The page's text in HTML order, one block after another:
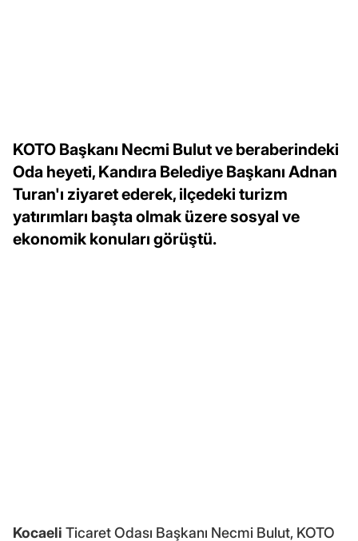
KOTO Başkanı Necmi Bulut ve beraberindeki
Oda heyeti, Kandıra Belediye Başkanı Adnan
Turan'ı ziyaret ederek, ilçedeki turizm
yatırımları başta olmak üzere sosyal ve
ekonomik konuları görüştü.
Kocaeli Ticaret Odası Başkanı Necmi Bulut, KOTO